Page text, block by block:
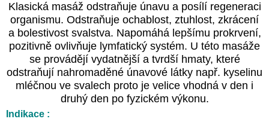
Klasická masáž odstraňuje únavu a posílí regeneraci
organismu. Odstraňuje ochablost, ztuhlost, zkrácení
a bolestivost svalstva. Napomáhá lepšímu prokrvení,
pozitivně ovlivňuje lymfatický systém. U této masáže
se provádějí vydatnější a tvrdší hmaty, které
odstraňují nahromaděné únavové látky např. kyselinu
mléčnou ve svalech proto je velice vhodná v den i
druhý den po fyzickém výkonu.
Indikace :